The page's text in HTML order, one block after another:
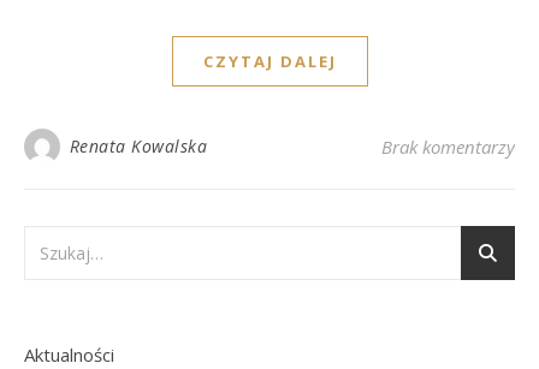
CZYTAJ DALEJ
Renata Kowalska Brak komentarzy
Aktualności